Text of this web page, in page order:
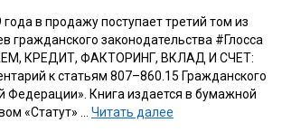
в продажу поступает третий том из
гражданского законодательства #Глосса
КРЕДИТ, ФАКТОРИНГ, ВКЛАД И СЧЕТ:
к статьям 807–860.15 Гражданского
Федерации». Книга издается в бумажной
«Статут» … Читать далее